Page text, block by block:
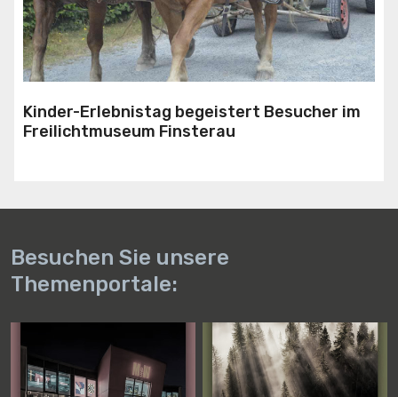
Kinder-Erlebnistag begeistert Besucher im
Freilichtmuseum Finsterau
Besuchen Sie unsere
Themenportale: